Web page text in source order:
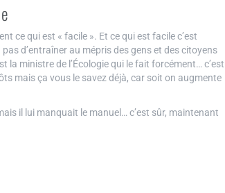
ce qui est « facile ». Et ce qui est facile c’est
d’entraîner au mépris des gens et des citoyens
la ministre de l’Écologie qui le fait forcément… c’est
mais ça vous le savez déjà, car soit on augmente
il lui manquait le manuel… c’est sûr, maintenant